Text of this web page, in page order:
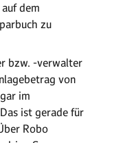
dem
zu
bzw. -verwalter
von
im
ist gerade für
Robo